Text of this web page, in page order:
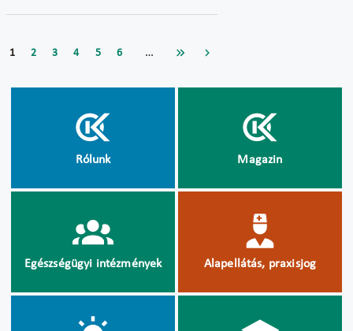
1 2 3 4 5 6 …
Rólunk Magazin
Egészségügyi intézmények Alapellátás, praxisjog